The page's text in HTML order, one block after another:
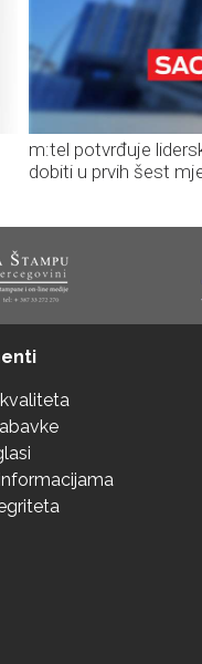
m:tel potvrđuje
dobiti u prvih šest